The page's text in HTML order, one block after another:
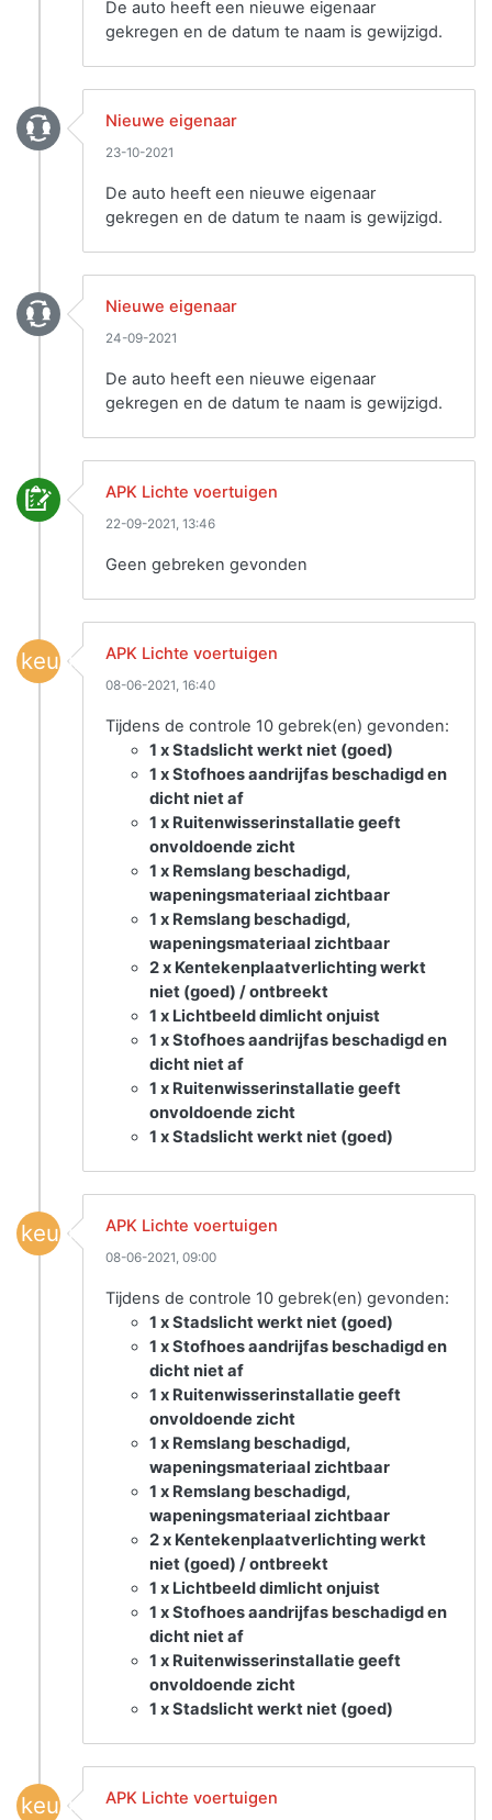
De auto heeft een nieuwe eigenaar
gekregen en de datum te naam is gewijzigd.
Nieuwe eigenaar
23-10-2021
De auto heeft een nieuwe eigenaar
gekregen en de datum te naam is gewijzigd.
Nieuwe eigenaar
24-09-2021
De auto heeft een nieuwe eigenaar
gekregen en de datum te naam is gewijzigd.
APK Lichte voertuigen
22-09-2021, 13:46
Geen gebreken gevonden
keuring APK Lichte voertuigen
08-06-2021, 16:40
Tijdens de controle 10 gebrek(en) gevonden:
1 x Stadslicht werkt niet (goed)
1 x Stofhoes aandrijfas beschadigd en
dicht niet af
1 x Ruitenwisserinstallatie geeft
onvoldoende zicht
1 x Remslang beschadigd,
wapeningsmateriaal zichtbaar
1 x Remslang beschadigd,
wapeningsmateriaal zichtbaar
2 x Kentekenplaatverlichting werkt
niet (goed) / ontbreekt
1 x Lichtbeeld dimlicht onjuist
1 x Stofhoes aandrijfas beschadigd en
dicht niet af
1 x Ruitenwisserinstallatie geeft
onvoldoende zicht
1 x Stadslicht werkt niet (goed)
keuring APK Lichte voertuigen
08-06-2021, 09:00
Tijdens de controle 10 gebrek(en) gevonden:
1 x Stadslicht werkt niet (goed)
1 x Stofhoes aandrijfas beschadigd en
dicht niet af
1 x Ruitenwisserinstallatie geeft
onvoldoende zicht
1 x Remslang beschadigd,
wapeningsmateriaal zichtbaar
1 x Remslang beschadigd,
wapeningsmateriaal zichtbaar
2 x Kentekenplaatverlichting werkt
niet (goed) / ontbreekt
1 x Lichtbeeld dimlicht onjuist
1 x Stofhoes aandrijfas beschadigd en
dicht niet af
1 x Ruitenwisserinstallatie geeft
onvoldoende zicht
1 x Stadslicht werkt niet (goed)
keuring APK Lichte voertuigen